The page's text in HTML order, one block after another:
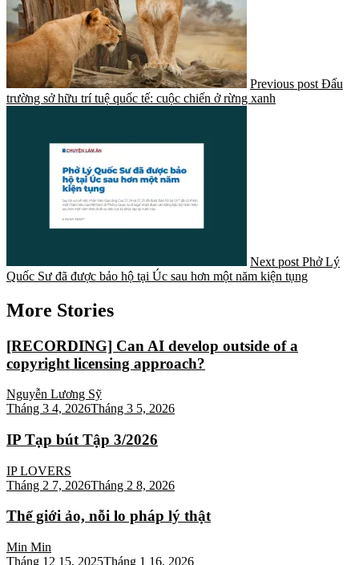
Previous post Đấu
trường sở hữu trí tuệ quốc tế: cuộc chiến ở rừng xanh
Next post Phở Lý
Quốc Sư đã được bảo hộ tại Úc sau hơn một năm kiện tụng
More Stories
[RECORDING] Can AI develop outside of a
copyright licensing approach?
Nguyễn Lương Sỹ
Tháng 3 4, 2026Tháng 3 5, 2026
IP Tạp bút Tập 3/2026
IP LOVERS
Tháng 2 7, 2026Tháng 2 8, 2026
Thế giới ảo, nỗi lo pháp lý thật
Min Min
Tháng 12 15, 2025Tháng 1 16, 2026